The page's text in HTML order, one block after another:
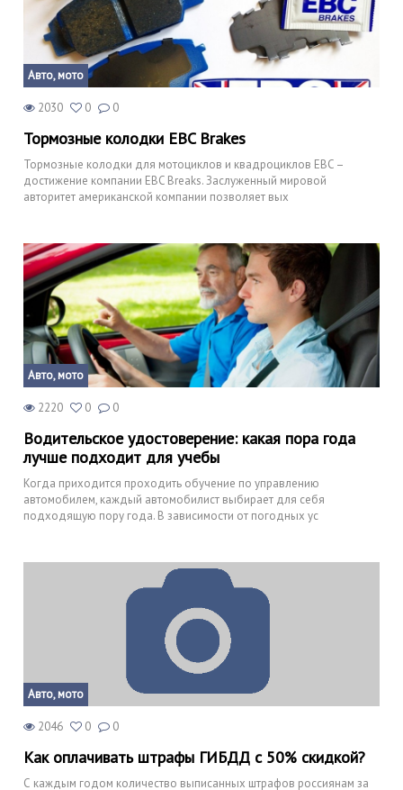
Авто, мото
2030 0 0
Тормозные колодки EBC Brakes
Тормозные колодки для мотоциклов и квадроциклов EBC –
достижение компании EBC Breaks. Заслуженный мировой
авторитет американской компании позволяет вых
Авто, мото
2220 0 0
Водительское удостоверение: какая пора года
лучше подходит для учебы
Когда приходится проходить обучение по управлению
автомобилем, каждый автомобилист выбирает для себя
подходящую пору года. В зависимости от погодных ус
Авто, мото
2046 0 0
Как оплачивать штрафы ГИБДД с 50% скидкой?
С каждым годом количество выписанных штрафов россиянам за